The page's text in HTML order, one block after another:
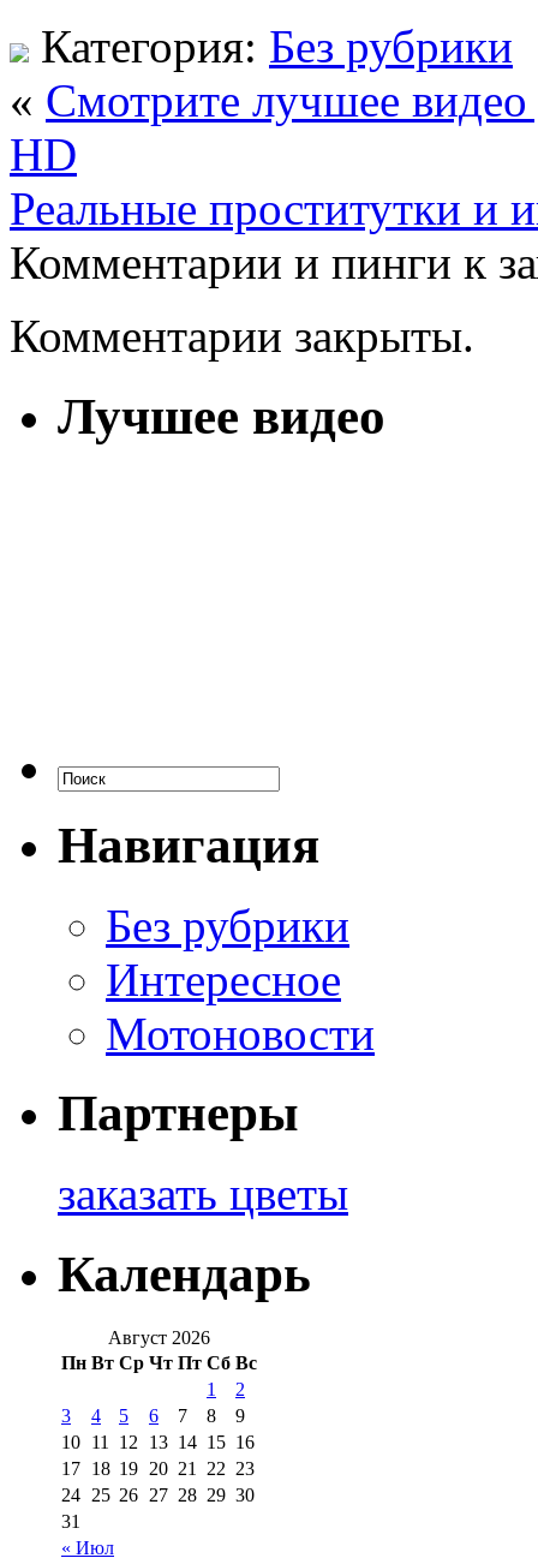
Категория: Без рубрики
« Смотрите лучшее
HD
Реальные проститутки и
Комментарии и пинги к
Комментарии закрыты.
Лучшее видео
Навигация
Без рубрики
Интересное
Мотоновости
Партнеры
заказать цветы
Календарь
Август 2026
Пн Вт Ср Чт Пт Сб Вс
« Июл
1
2
3
4 5 6 7 8
9
10 11 12 13 14 15 16
17 18 19 20 21 22 23
24 25 26 27 28 29 30
31